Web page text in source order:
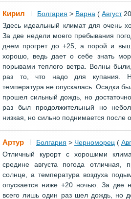
Кирил Болгария > Варна ( Август
Здесь идеальный климат для очень
За две недели моего пребывания
днем прогрет до +25, а порой и
хорошо, ведь дает о себе знать
порывами теплого ветра. Волны
раз то, что надо для купания.
температура не опускалась. Осадки
прошел сильный дождь, но
раз был продолжительный но
низкая, но сильно поднимается после
Артур Болгария > Черноморец (
Отличный курорт с хорошими
средине августа погода отличная,
солнце, а температура воздуха
опускается ниже +20 ночью. За две
всего лишь один раз шел дождь, но